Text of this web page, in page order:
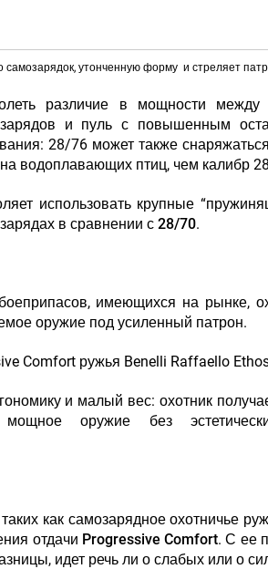
самозарядок, утонченную форму и стреляет
различие в мощности
зарядов и пуль с повышенным
28/76 может также снаряжаться
водоплавающих птиц, чем калибр
использовать крупные
в сравнении с 28/70.
имеющихся на рынке,
оружие под усиленный патрон.
Comfort ружья Benelli Raffaello
и малый вес: охотник
оружие без
как самозарядное охотничье
отдачи Progressive Comfort. С ее
идет речь ли о слабых или о